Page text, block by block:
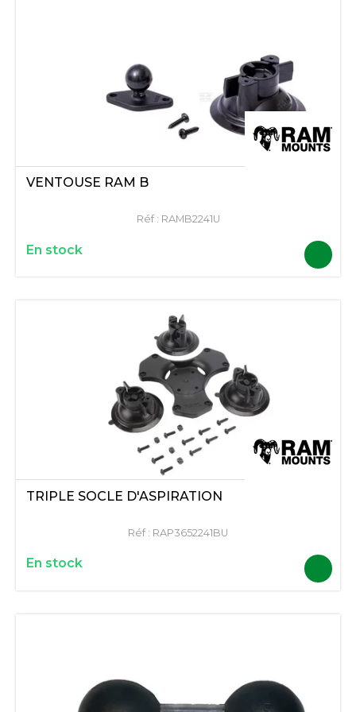
VENTOUSE RAM B
Réf : RAMB2241U
En stock
TRIPLE SOCLE D'ASPIRATION
Réf : RAP3652241BU
En stock